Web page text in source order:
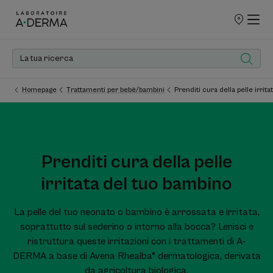
PUNTI
Homepage Trattamenti per bebè/bambini Prenditi cura della pelle
Prenditi cura della pelle
irritata del tuo bambino
La pelle del tuo neonato o bambino è arrossata e irritata,
soprattutto sul sederino o intorno alla bocca? Lenisci e
ristruttura queste irritazioni con i trattamenti di A-
DERMA a base di Avena Rhealba® dermatologica, derivata
da agricoltura biologica.